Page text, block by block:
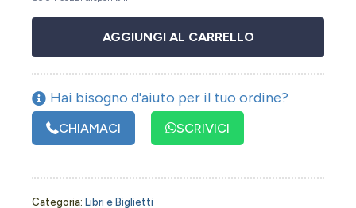
AGGIUNGI AL CARRELLO
Hai bisogno d'aiuto per il tuo ordine?
CHIAMACI SCRIVICI
Categoria: Libri e Biglietti